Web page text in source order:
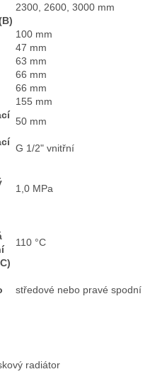
2300, 2600, 3000 mm
100 mm
47 mm
63 mm
66 mm
66 mm
155 mm
50 mm
G 1/2" vnitřní
1,0 MPa
110 °C
středové nebo pravé spodní
radiátor